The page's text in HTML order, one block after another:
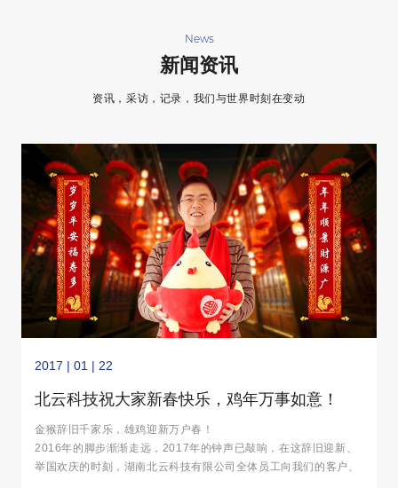
News
新闻资讯
资讯，采访，记录，我们与世界时刻在变动
2017 | 01 | 22
北云科技祝大家新春快乐，鸡年万事如意！
金猴辞旧千家乐，雄鸡迎新万户春！
2016年的脚步渐渐走远，2017年的钟声已敲响，在这辞旧迎新、
举国欢庆的时刻，湖南北云科技有限公司全体员工向我们的客户、